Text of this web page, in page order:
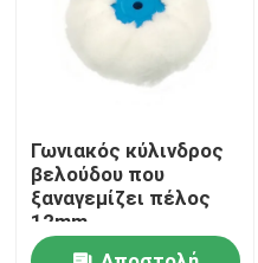
Προϊόντα
Σχετικά με εμάς
Γωνιακός κύλινδρος
βελούδου που
ξαναγεμίζει πέλος
12mm